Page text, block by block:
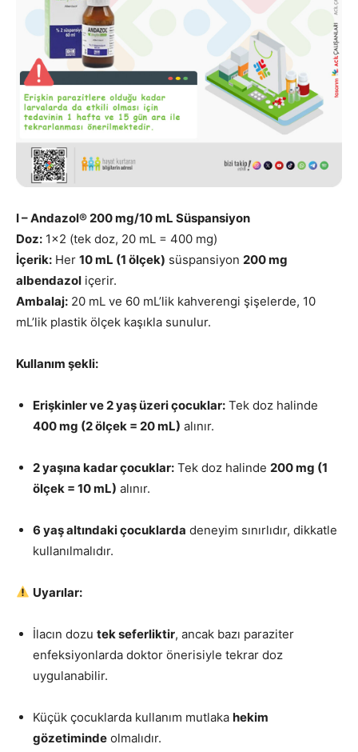
I – Andazol® 200 mg/10 mL Süspansiyon
Doz: 1×2 (tek doz, 20 mL = 400 mg)
İçerik: Her 10 mL (1 ölçek) süspansiyon 200 mg
albendazol içerir.
Ambalaj: 20 mL ve 60 mL’lik kahverengi şişelerde, 10
mL’lik plastik ölçek kaşıkla sunulur.
Kullanım şekli:
Erişkinler ve 2 yaş üzeri çocuklar: Tek doz halinde
400 mg (2 ölçek = 20 mL) alınır.
2 yaşına kadar çocuklar: Tek doz halinde 200 mg (1
ölçek = 10 mL) alınır.
6 yaş altındaki çocuklarda deneyim sınırlıdır, dikkatle
kullanılmalıdır.
Uyarılar:
İlacın dozu tek seferliktir, ancak bazı paraziter
enfeksiyonlarda doktor önerisiyle tekrar doz
uygulanabilir.
Küçük çocuklarda kullanım mutlaka hekim
gözetiminde olmalıdır.